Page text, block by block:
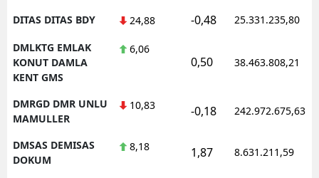
DITAS DITAS BDY 24,88 -0,48 25.331.235,80
DMLKTG EMLAK
KONUT DAMLA
KENT GMS
6,06
0,50 38.463.808,21
DMRGD DMR UNLU
MAMULLER
10,83 -0,18 242.972.675,63
DMSAS DEMISAS
DOKUM
8,18 1,87 8.631.211,59